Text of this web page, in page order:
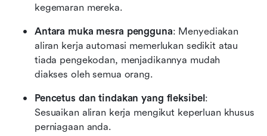
kegemaran mereka.
Antara muka mesra pengguna: Menyediakan
aliran kerja automasi memerlukan sedikit atau
tiada pengekodan, menjadikannya mudah
diakses oleh semua orang.
Pencetus dan tindakan yang fleksibel :
Sesuaikan aliran kerja mengikut keperluan khusus
perniagaan anda.